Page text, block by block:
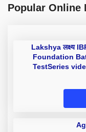
Popular Online